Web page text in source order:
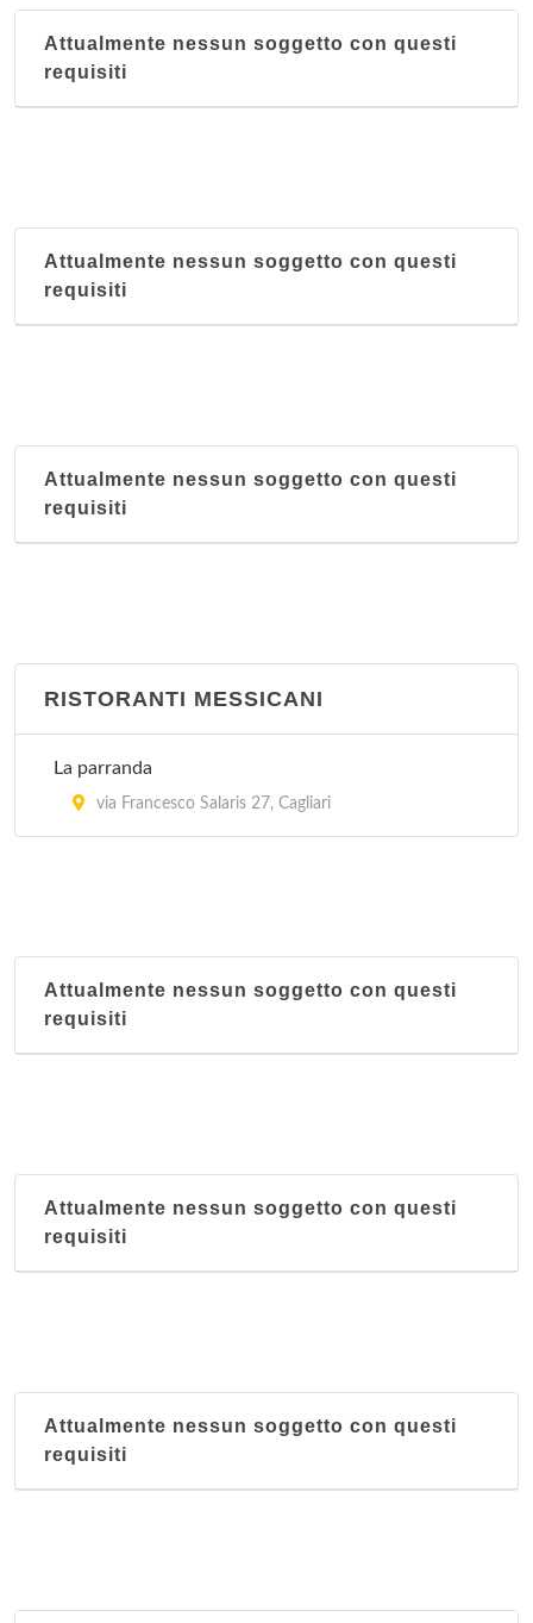
Attualmente nessun soggetto con questi
requisiti
Attualmente nessun soggetto con questi
requisiti
Attualmente nessun soggetto con questi
requisiti
RISTORANTI MESSICANI
La parranda
via Francesco Salaris 27, Cagliari
Attualmente nessun soggetto con questi
requisiti
Attualmente nessun soggetto con questi
requisiti
Attualmente nessun soggetto con questi
requisiti